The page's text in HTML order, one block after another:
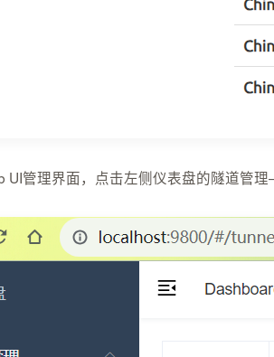
UI管理界面，点击左侧仪表盘的隧道管